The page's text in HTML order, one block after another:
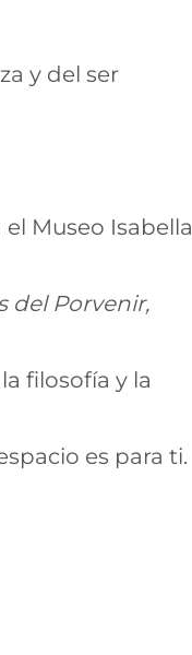
y del ser
Museo Isabella
del Porvenir,
filosofía y la
es para ti.